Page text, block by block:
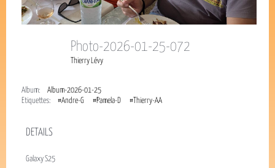
Photo-2026-01-25-072
Thierry Lévy
Album:
Album-2026-01-25
Étiquettes:
#Andre-G #Pamela-D #Thierry-AA
DETAILS
Galaxy S25